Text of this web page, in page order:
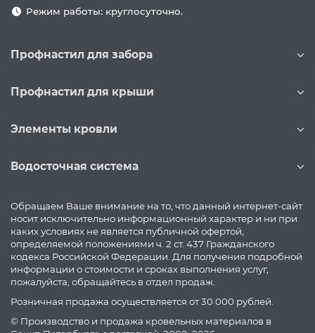
Режим работы: круглосуточно.
Профнастил для забора
Профнастил для крыши
Элементы кровли
Водосточная система
Обращаем Ваше внимание на то, что данный интернет-сайт
носит исключительно информационный характер и ни при
каких условиях не является публичной офертой,
определяемой положениями ч. 2 ст. 437 Гражданского
кодекса Российской Федерации. Для получения подробной
информации о стоимости и сроках выполнения услуг,
пожалуйста, обращайтесь в отдел продаж.
Розничная продажа осуществляется от 30 000 рублей.
© Производство и продажа кровельных материалов в